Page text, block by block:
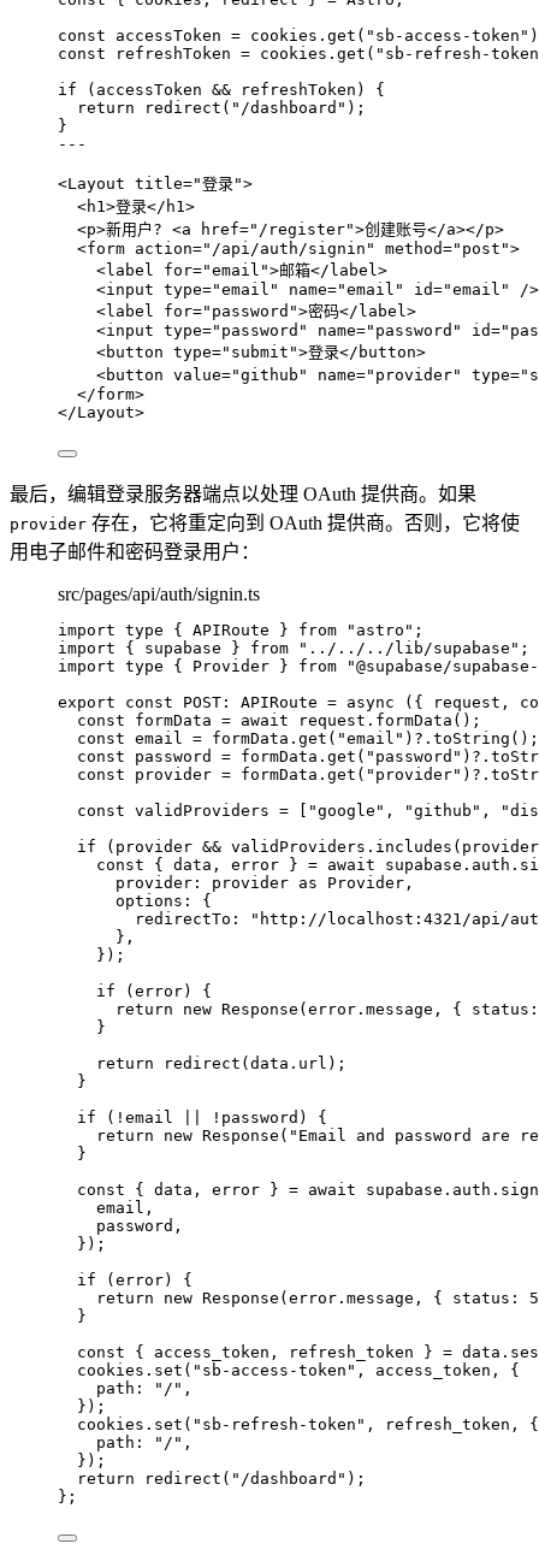
const accessToken = cookies . get ( " sb-access-token "
const
refreshToken = cookies . get ( " sb-refresh-token
if (accessToken && refreshToken) {
return
redirect ( " /dashboard " );
}
---
<Layout title="登录">
<h1>登录</ h1>
<p>新用户? <a href=" /register">创建账号</a></p>
<form action=" /api/auth/signin " method=" post ">
<label for="email ">邮箱</ label>
<input type="email " name="email " id="email "
/>
<label for=" password ">密码</ label>
<input type=" password " name=" password " id="
<button type=" submit ">登录</ button>
<button value="github " name=" provider" type="
</form>
</Layout>
最后，编辑登录服务器端点以处理 OAuth 提供商。如果
provider 存在，它将重定向到 OAuth 提供商。否则，它将使
用电子邮件和密码登录用户：
src/pages/api/auth/signin.ts
import type { APIRoute } from " astro " ;
import { supabase } from " ../../../lib/supabase " ;
import type { Provider } from "@supabase/
export const POST : APIRoute = async ( { request ,
const formData = await request . formData () ;
const email = formData . get ( "email " ) ?. toString () ;
const password = formData . get ( " password " ) ?.
const provider = formData . get ( " provider" ) ?.
const validProviders = "google " , "github " , "
if
(provider && validProviders . includes
const { data , error } = await supabase . auth .
provider: provider as Provider ,
options: {
redirectTo:
" http://localhost:4321/api/
},
} ) ;
if
(error)
{
return new Response (error . message , {
}
return
redirect (data . url ) ;
}
if
( ! email || ! password)
{
return new Response ( " Email and password are
}
const { data , error } = await supabase . auth .
email ,
password ,
} ) ;
if
(error)
{
return new Response (error . message , { status:
}
const { access_token , refresh_token } = data .
cookies . set ( " sb-access-token " , access_token , {
path:
" / " ,
} ) ;
cookies . set ( " sb-refresh-token " , refresh_token , {
path:
" / " ,
} ) ;
return
redirect ( " /dashboard " ) ;
} ;